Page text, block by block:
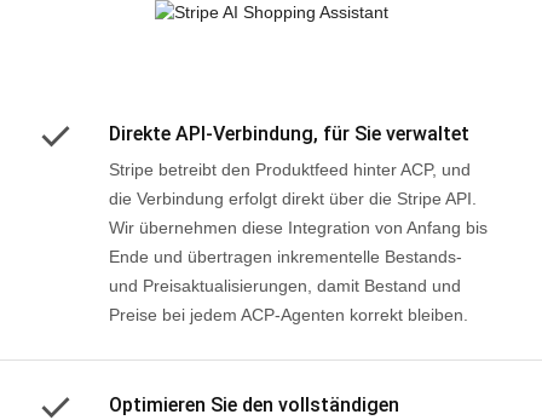
Direkte API-Verbindung, für Sie verwaltet
Stripe betreibt den Produktfeed hinter ACP, und
die Verbindung erfolgt direkt über die Stripe API.
Wir übernehmen diese Integration von Anfang bis
Ende und übertragen inkrementelle Bestands-
und Preisaktualisierungen, damit Bestand und
Preise bei jedem ACP-Agenten korrekt bleiben.
Optimieren Sie den vollständigen